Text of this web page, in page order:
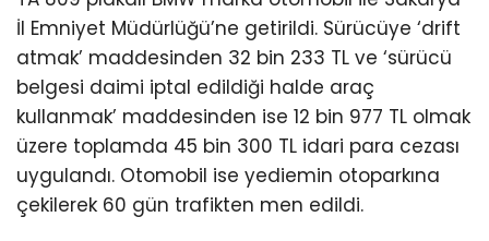
İl Emniyet Müdürlüğü’ne getirildi. Sürücüye ‘drift
atmak’ maddesinden 32 bin 233 TL ve ‘sürücü
belgesi daimi iptal edildiği halde araç
kullanmak’ maddesinden ise 12 bin 977 TL olmak
üzere toplamda 45 bin 300 TL idari para cezası
uygulandı. Otomobil ise yediemin otoparkına
çekilerek 60 gün trafikten men edildi.